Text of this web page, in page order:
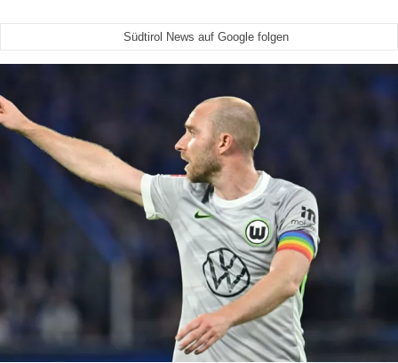
Südtirol News auf Google folgen